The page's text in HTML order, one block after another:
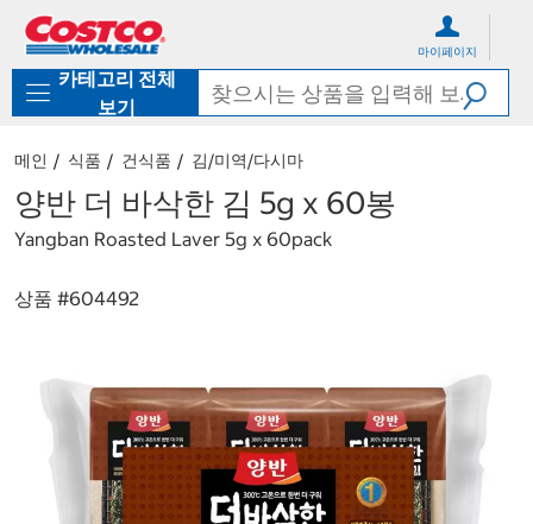
로
기
가
마이페이지
카테고리 전체
보기
메인 식품 건식품 김/미역/다시마
양반 더 바삭한 김 5g x 60봉
Yangban Roasted Laver 5g x 60pack
상품 #604492